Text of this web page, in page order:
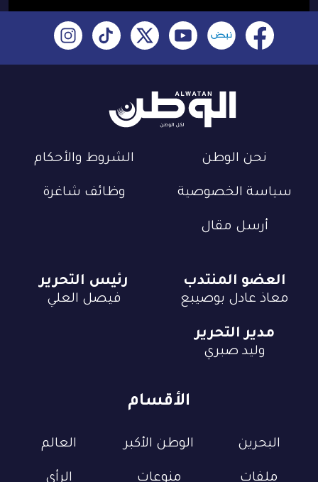
نحن الوطن الشروط والأحكام
سياسة الخصوصية وظائف شاغرة
أرسل مقال
الأقسام
البحرين الوطن الأكبر العالم
ملفات منوعات الرأي
العضو المنتدب
معاذ عادل بوصيبع
رئيس التحرير
فيصل العلي
مدير التحرير
وليد صبري